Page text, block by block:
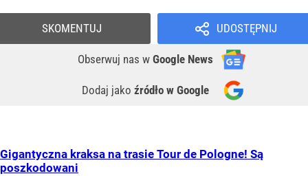
UDOSTĘPNIJ
Obserwuj nas w Google News
Dodaj jako źródło w Google
SKOMENTUJ
Gigantyczna kraksa na trasie Tour de Pologne! Są
poszkodowani